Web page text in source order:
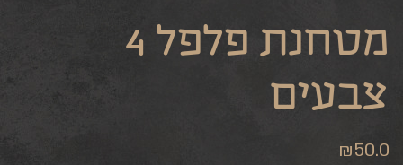
מטחנת פלפל 4
צבעים
₪50.0